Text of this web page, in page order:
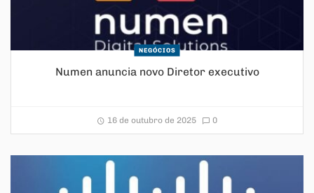
NEGÓCIOS
Numen anuncia novo Diretor executivo
16 de outubro de 2025 0